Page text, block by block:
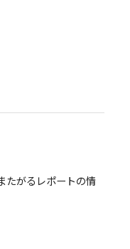
たがるレポートの情